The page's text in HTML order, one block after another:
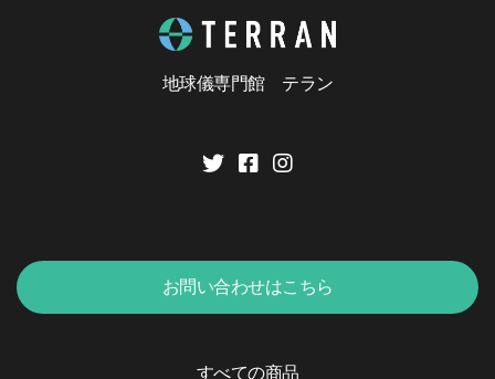
地球儀専門館 テラン
お問い合わせはこちら
すべての商品